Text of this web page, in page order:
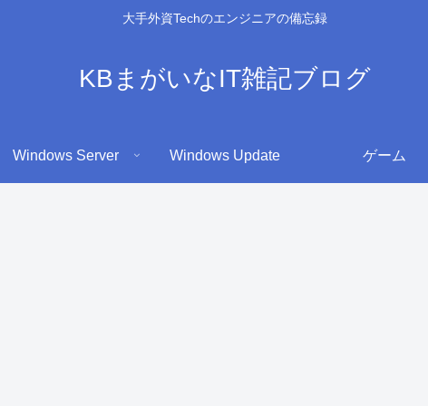
大手外資Techのエンジニアの備忘録
KBまがいなIT雑記ブログ
Windows Server Windows Update ゲーム